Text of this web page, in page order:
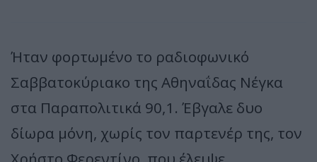
Ήταν φορτωμένο το ραδιοφωνικό
Σαββατοκύριακο της Αθηναΐδας Νέγκα
στα Παραπολιτικά 90,1. Έβγαλε δυο
δίωρα μόνη, χωρίς τον παρτενέρ της, τον